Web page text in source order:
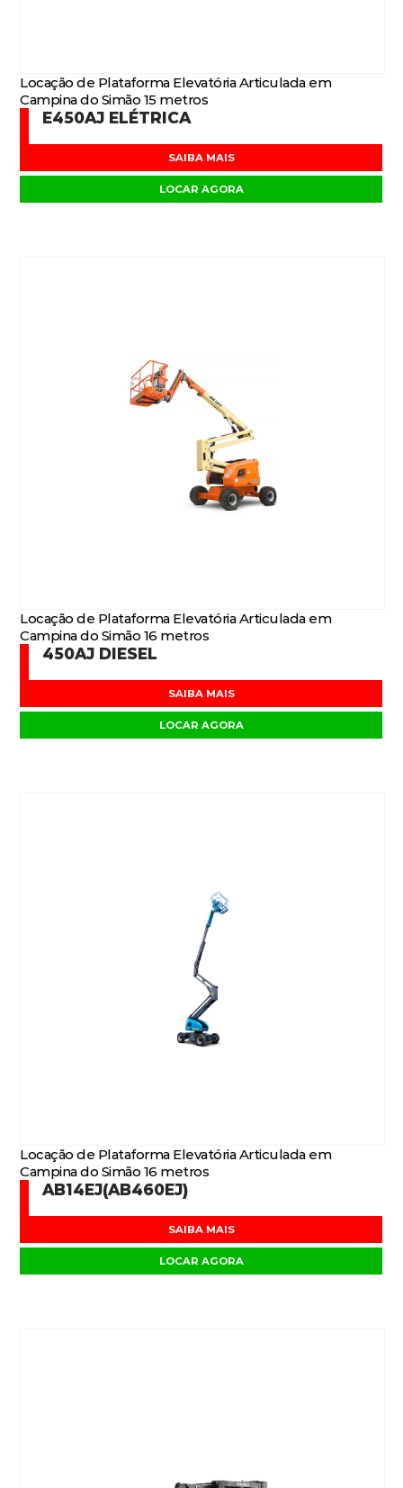
Locação de Plataforma Elevatória Articulada em
Campina do Simão 15 metros
E450AJ ELÉTRICA
SAIBA MAIS
LOCAR AGORA
Locação de Plataforma Elevatória Articulada em
Campina do Simão 16 metros
450AJ DIESEL
SAIBA MAIS
LOCAR AGORA
Locação de Plataforma Elevatória Articulada em
Campina do Simão 16 metros
AB14EJ(AB460EJ)
SAIBA MAIS
LOCAR AGORA